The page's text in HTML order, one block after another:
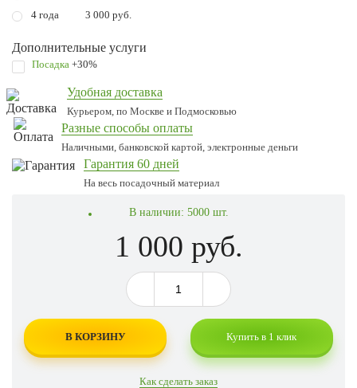
4 года
3 000 руб.
Дополнительные услуги
Посадка +30%
Удобная доставка
Курьером, по Москве и Подмосковью
Разные способы оплаты
Наличными, банковской картой, электронные деньги
Гарантия 60 дней
На весь посадочный материал
В наличии: 5000 шт.
1 000 руб.
В КОРЗИНУ Купить в 1 клик
Как сделать заказ